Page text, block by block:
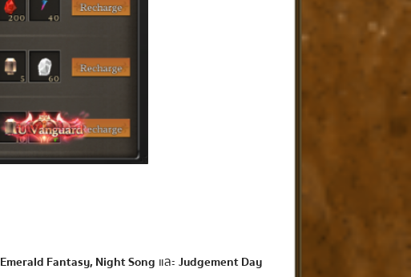
Emerald Fantasy, Night Song และ Judgement Day